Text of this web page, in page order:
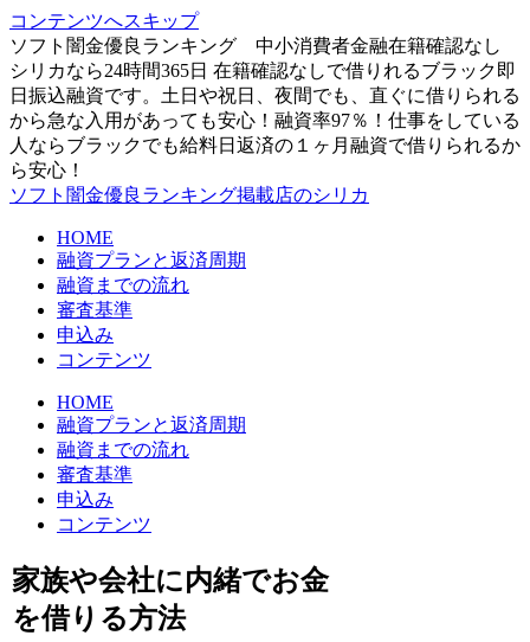
コンテンツへスキップ
ソフト闇金優良ランキング 中小消費者金融在籍確認なし
シリカなら24時間365日 在籍確認なしで借りれるブラック即
日振込融資です。土日や祝日、夜間でも、直ぐに借りられる
から急な入用があっても安心！融資率97％！仕事をしている
人ならブラックでも給料日返済の１ヶ月融資で借りられるか
ら安心！
ソフト闇金優良ランキング掲載店のシリカ
HOME
融資プランと返済周期
融資までの流れ
審査基準
申込み
コンテンツ
HOME
融資プランと返済周期
融資までの流れ
審査基準
申込み
コンテンツ
家族や会社に内緒でお金
を借りる方法